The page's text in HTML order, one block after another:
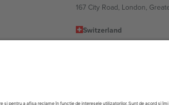
167 City Road, London,
Switzerland